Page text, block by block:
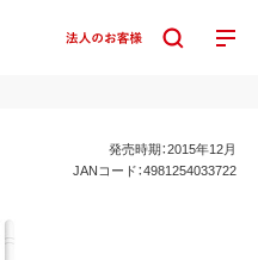
発売時期：2015年12月
JANコード：4981254033722